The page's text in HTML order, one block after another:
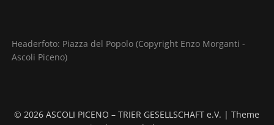
Headerfoto: Piazza del Popolo (Copyright Enzo Morganti -
Ascoli Piceno)
© 2026 ASCOLI PICENO – TRIER GESELLSCHAFT e.V. | Theme